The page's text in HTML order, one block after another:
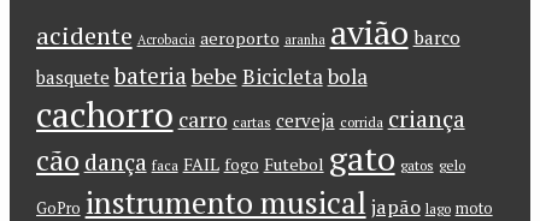
acidente Acrobacia aeroporto aranha avião barco
basquete bateriabebe Bicicletabola
cachorro carro cartas cerveja corrida criança
cão dança faca FAIL fogo Futebol gato gatos gelo
GoPro instrumento musical japão lago moto